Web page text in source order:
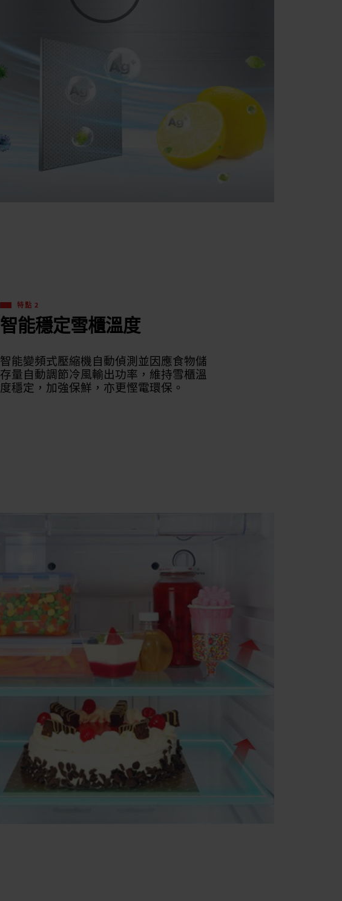
特點 2
智能穩定雪櫃溫度
智能變頻式壓縮機自動偵測並因應食物儲
存量自動調節冷風輸出功率，維持雪櫃溫
度穩定，加強保鮮，亦更慳電環保。